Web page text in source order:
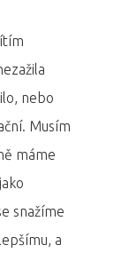
nebo
Musím
máme
snažíme
a